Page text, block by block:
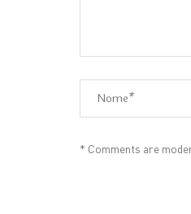
* Comments are